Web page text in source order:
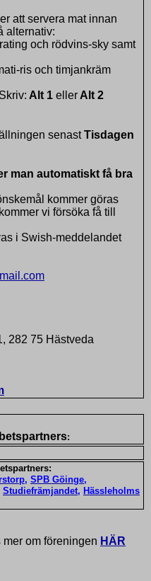
att servera mat innan
alternativ:
och rödvins-sky samt
ris och timjankräm
Skriv: Alt 1 eller Alt 2
senastTisdagen
man automatiskt få bra
kommer göras
vi försöka få till
i Swish-meddelandet
282 75 Hästveda
:
, SPB Göinge,
Studiefrämjandet, Hässleholms
mer om föreningen HÄR